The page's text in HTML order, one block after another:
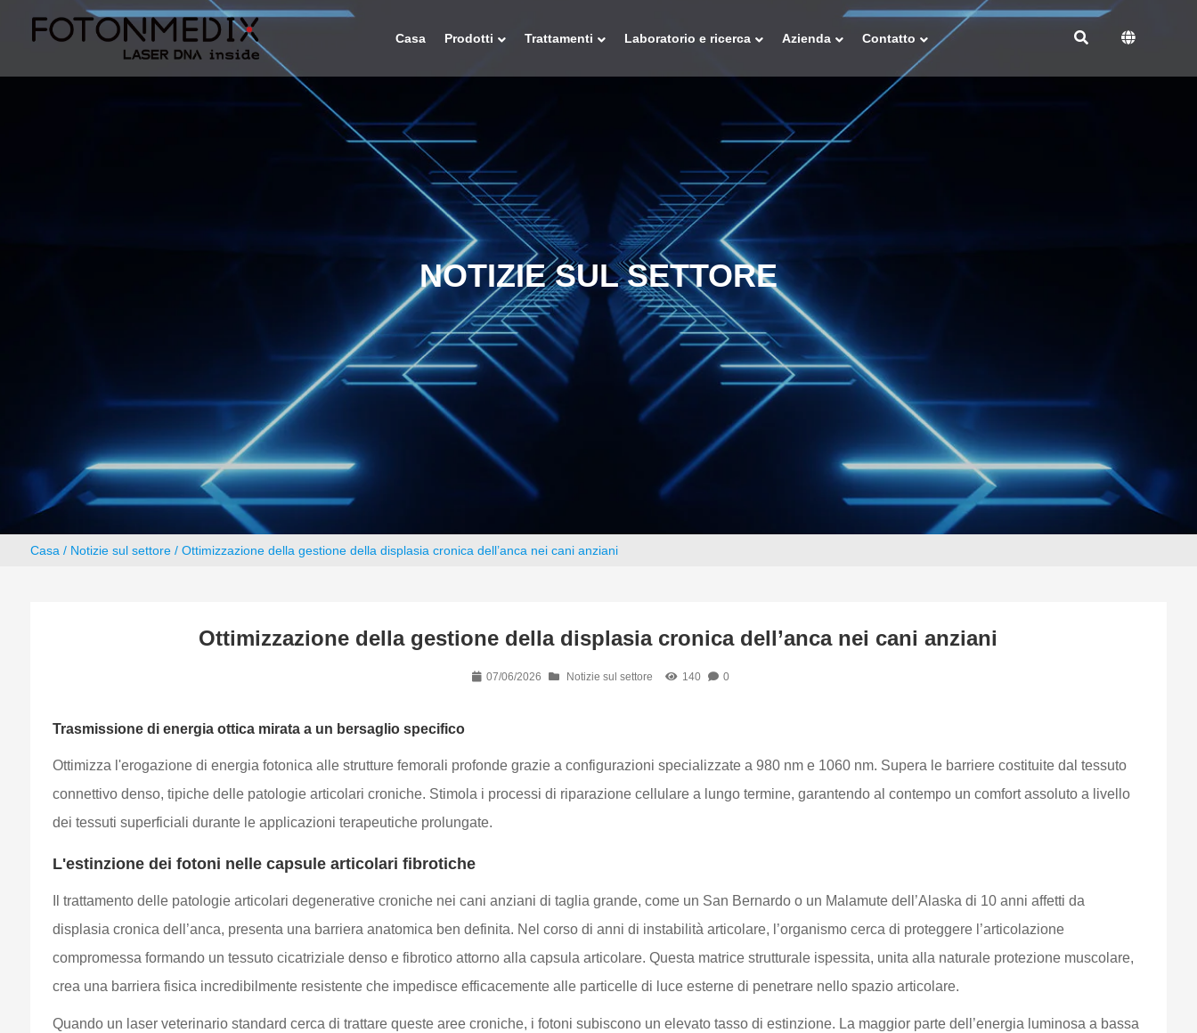
Casa Prodotti Trattamenti Laboratorio e ricerca Azienda Contatto
NOTIZIE SUL SETTORE
Casa / Notizie sul settore/ Ottimizzazione della gestione della displasia cronica dell’anca nei cani anziani
Ottimizzazione della gestione della displasia cronica dell’anca nei cani anziani
07/06/2026 Notizie sul settore 140 0
Trasmissione di energia ottica mirata a un bersaglio specifico
Ottimizza l'erogazione di energia fotonica alle strutture femorali profonde grazie a configurazioni specializzate a 980 nm e 1060 nm. Supera le barriere costituite dal tessuto
connettivo denso, tipiche delle patologie articolari croniche. Stimola i processi di riparazione cellulare a lungo termine, garantendo al contempo un comfort assoluto a livello
dei tessuti superficiali durante le applicazioni terapeutiche prolungate.
L'estinzione dei fotoni nelle capsule articolari fibrotiche
Il trattamento delle patologie articolari degenerative croniche nei cani anziani di taglia grande, come un San Bernardo o un Malamute dell’Alaska di 10 anni affetti da
displasia cronica dell’anca, presenta una barriera anatomica ben definita. Nel corso di anni di instabilità articolare, l’organismo cerca di proteggere l’articolazione
compromessa formando un tessuto cicatriziale denso e fibrotico attorno alla capsula articolare. Questa matrice strutturale ispessita, unita alla naturale protezione muscolare,
crea una barriera fisica incredibilmente resistente che impedisce efficacemente alle particelle di luce esterne di penetrare nello spazio articolare.
Quando un laser veterinario standard cerca di trattare queste aree croniche, i fotoni subiscono un elevato tasso di estinzione. La maggior parte dell’energia luminosa a bassa